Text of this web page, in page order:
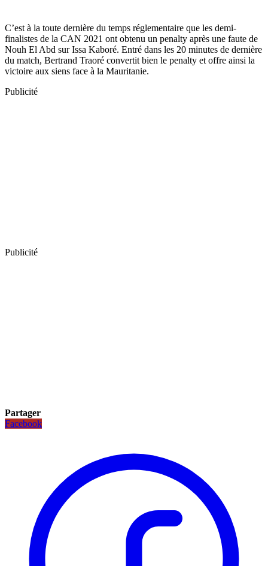
C’est à la toute dernière du temps réglementaire que les demi-
finalistes de la CAN 2021 ont obtenu un penalty après une faute de
Nouh El Abd sur Issa Kaboré. Entré dans les 20 minutes de dernière
du match, Bertrand Traoré convertit bien le penalty et offre ainsi la
victoire aux siens face à la Mauritanie.
Publicité
Publicité
Partager
Facebook